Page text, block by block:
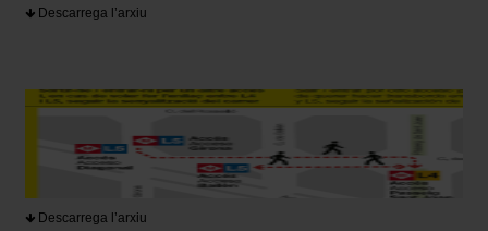
Descarrega l’arxiu
Descarrega l’arxiu